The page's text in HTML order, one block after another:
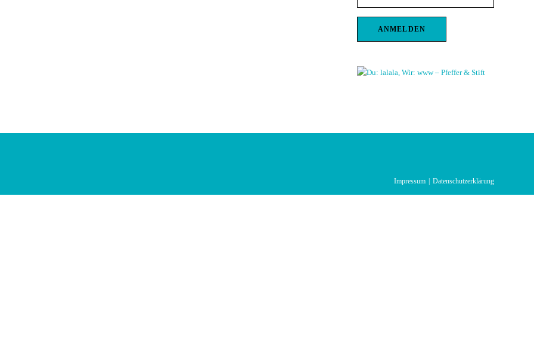
search
Impressum Datenschutzerklärung